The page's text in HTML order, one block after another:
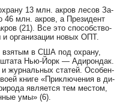
13 млн. ак­ров ле­сов За­
46 млн. ак­ров, а Пре­зи­дент
(21). Все это спо­со­б­ство­
ор­га­ни­за­ции но­вых ОПТ.
в США под ох­ра­ну,
шта­та Нью-Йорк — Ади­рон­дак.
жур­наль­ных ста­тей. Осо­бен­
кни­ге «Прик­лю­че­ния в ди­
яв­ля­ет­ся тем мес­том,
умы» (6).